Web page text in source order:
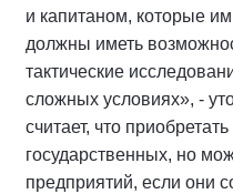
и капитаном, которые
должны иметь
тактические
сложных условиях», -
считает, что
государственных, но
предприятий, если они